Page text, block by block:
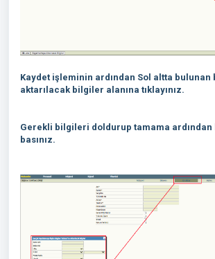
Kaydet işleminin ardından Sol altta bulunan
aktarılacak bilgiler alanına tıklayınız.
Gerekli bilgileri doldurup tamama ardından
basınız.